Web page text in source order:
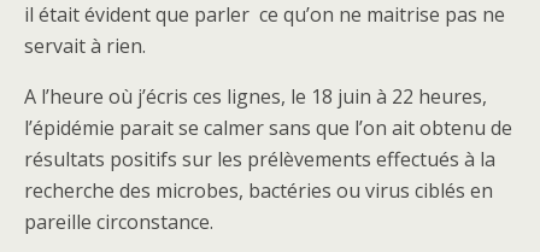
il était évident que parler ce qu’on ne maitrise pas ne
servait à rien.
A l’heure où j’écris ces lignes, le 18 juin à 22 heures,
l’épidémie parait se calmer sans que l’on ait obtenu de
résultats positifs sur les prélèvements effectués à la
recherche des microbes, bactéries ou virus ciblés en
pareille circonstance.